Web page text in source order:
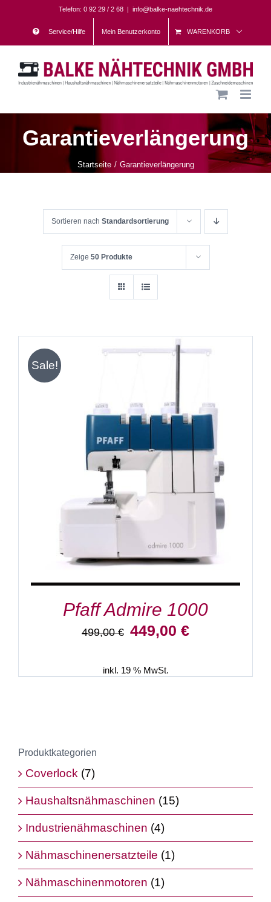
content
Telefon: 0 92 29 / 2 68 | info@balke-naehtechnik.de
Service/Hilfe Mein Benutzerkonto WARENKORB
Garantieverlängerung
Startseite Garantieverlängerung
Sortieren nach Standardsortierung
Zeige 50 Produkte
Sale!
IN DEN WARENKORB / DETAILS
Pfaff Admire 1000
499,00€ Ursprünglicher
499,00 €
449,00 €Aktueller
inkl. 19 % MwSt.
Produktkategorien
Coverlock (7)
Haushaltsnähmaschinen (15)
Industrienähmaschinen (4)
Nähmaschinenersatzteile (1)
Nähmaschinenmotoren (1)